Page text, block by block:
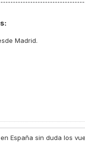
Madrid.
España sin duda los